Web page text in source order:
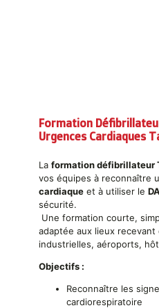
Formation
Urgences Cardiaques
La formation défibrillateur
vos équipes à reconnaître
cardiaqueet à utiliser le
sécurité.
Une formation courte,
adaptée aux lieux recevant
industrielles, aéroports,
Objectifs :
Reconnaître les
cardiorespiratoire